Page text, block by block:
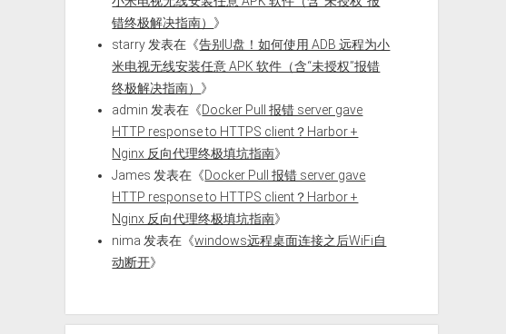
错终极解决指南） 》
starry 发表在《告别U盘！如何使用 ADB 远程为小
米电视无线安装任意 APK 软件（含“未授权”报错
终极解决指南） 》
admin 发表在《Docker Pull 报错 server gave
HTTP response to HTTPS client？Harbor +
Nginx 反向代理终极填坑指南》
James 发表在《Docker Pull 报错 server gave
HTTP response to HTTPS client？Harbor +
Nginx 反向代理终极填坑指南》
nima 发表在《windows远程桌面连接之后WiFi自
动断开》